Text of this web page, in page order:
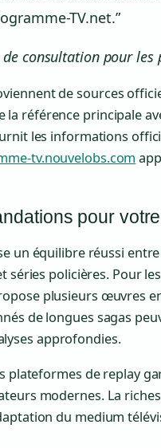
TV.net.”
consultation pour les
de sources
référence principale
les informations
tv.nouvelobs.com
pour
un équilibre réussi
séries policières. Pour
plusieurs œuvres
de longues sagas
approfondies.
plateformes de replay
modernes. La
du medium